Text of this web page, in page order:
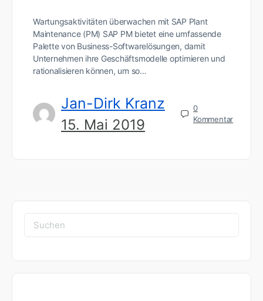
Wartungsaktivitäten überwachen mit SAP Plant
Maintenance (PM) SAP PM bietet eine umfassende
Palette von Business-Softwarelösungen, damit
Unternehmen ihre Geschäftsmodelle optimieren und
rationalisieren können, um so…
Jan-Dirk Kranz
15. Mai 2019
0
Kommentar
Suchen
nach: